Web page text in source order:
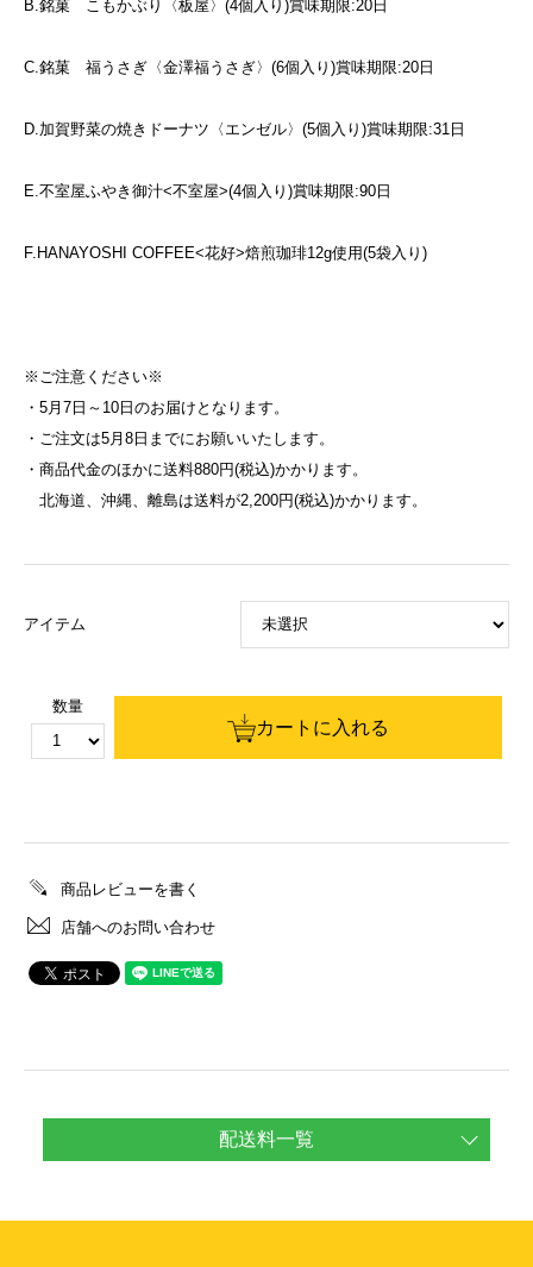
B.銘菓 こもかぶり〈板屋〉(4個入り)賞味期限:20日
C.銘菓 福うさぎ〈金澤福うさぎ〉(6個入り)賞味期限:20日
D.加賀野菜の焼きドーナツ〈エンゼル〉(5個入り)賞味期限:31日
E.不室屋ふやき御汁<不室屋>(4個入り)賞味期限:90日
F.HANAYOSHI COFFEE<花好>焙煎珈琲12g使用(5袋入り)
※ご注意ください※
・5月7日～10日のお届けとなります。
・ご注文は5月8日までにお願いいたします。
・商品代金のほかに送料880円(税込)かかります。
北海道、沖縄、離島は送料が2,200円(税込)かかります。
アイテム
数量
カートに入れる
商品レビューを書く
店舗へのお問い合わせ
配送料一覧